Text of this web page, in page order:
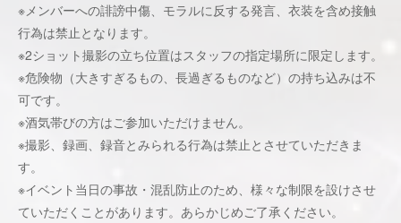
※メンバーへの誹謗中傷、モラルに反する発言、衣装を含め接触
行為は禁止となります。
※2ショット撮影の立ち位置はスタッフの指定場所に限定します。
※危険物（大きすぎるもの、長過ぎるものなど）の持ち込みは不
可です。
※酒気帯びの方はご参加いただけません。
※撮影、録画、録音とみられる行為は禁止とさせていただきま
す。
※イベント当日の事故・混乱防止のため、様々な制限を設けさせ
ていただくことがあります。あらかじめご了承ください。